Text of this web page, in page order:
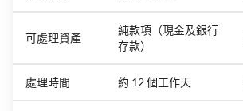
可處理資產
純款項（現金及銀行
存款）
處理時間 約 12 個工作天